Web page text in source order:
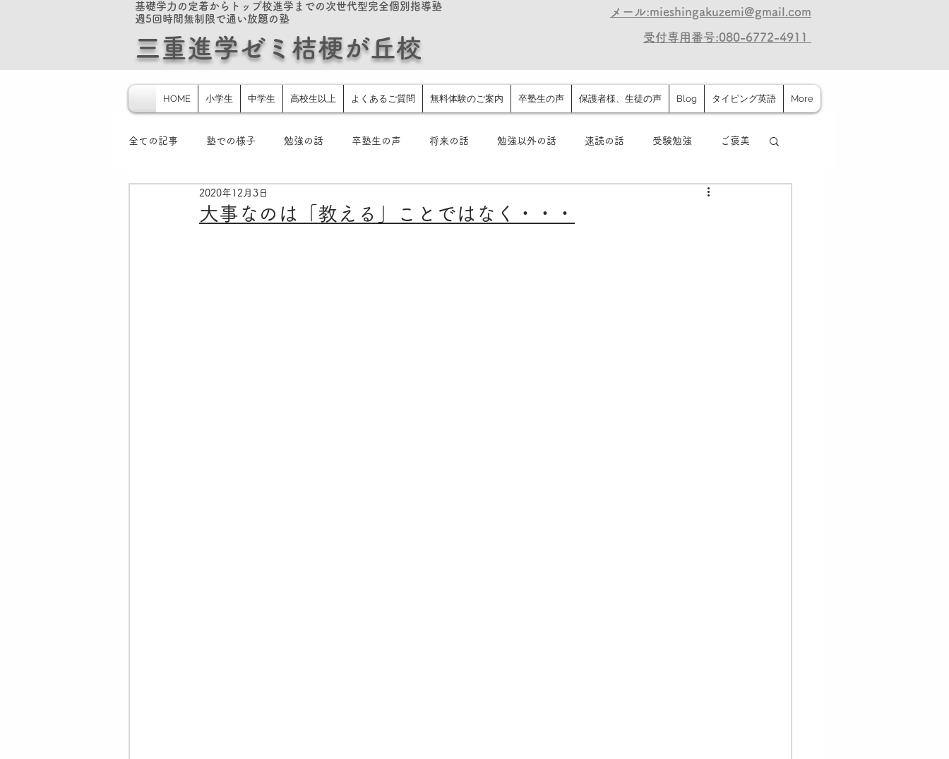
基礎学力の定着からトップ校進学までの次世代型完全個別指導塾
週5回時間無制限で通い放題の塾
​​三重進学ゼミ桔梗が丘校
メール:mieshingakuzemi@gmail.com
受付専用番号:080-6772-4911
HOME 小学生 中学生 高校生以上 よくあるご質問 無料体験のご案内 卒塾生の声 保護者様、生徒の声 Blog タイピング英語 More
全ての記事 塾での様子 勉強の話 卒塾生の声 将来の話 勉強以外の話 速読の話 受験勉強 ご褒美
スポーツ速読 大学入学共通テスト
大事なのは「教える」ことではなく・・・
2020年12月3日